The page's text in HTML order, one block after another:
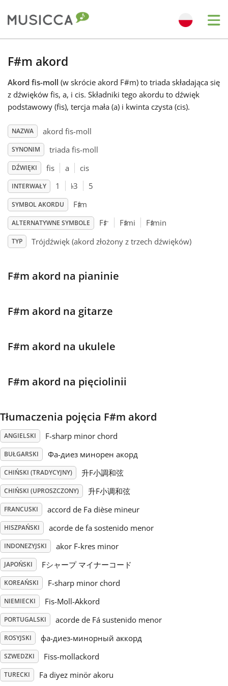
Български
Deutsch
English
Español
Français
한국어
हिन्दी
Italiano
日本語
Polski
Português
Русский
Svenska
Tiếng Việt
Türkçe
Українська
简体中文
繁體中文
F#m akord
Akord fis-moll (w skrócie akord F#m) to triada składająca się
z dźwięków fis, a, i cis. Składniki tego akordu to dźwięk
podstawowy (fis), tercja mała (a) i kwinta czysta (cis).
NAZWA akord fis-moll
SYNONIM triada fis-moll
DŹWIĘKI fis a cis
INTERWAŁY 1 ♭3 5
SYMBOL AKORDU F♯m
ALTERNATYWNE SYMBOLE F♯– F♯mi F♯min
TYP Trójdźwięk (akord złożony z trzech dźwięków)
F#m akord na pianinie
F#m akord na gitarze
F#m akord na ukulele
F#m akord na pięciolinii
Tłumaczenia pojęcia F#m akord
ANGIELSKI F-sharp minor chord
BUŁGARSKI Фа-диез минорен акорд
CHIŃSKI (TRADYCYJNY) 升F小調和弦
CHIŃSKI (UPROSZCZONY) 升F小调和弦
FRANCUSKI accord de Fa dièse mineur
HISZPAŃSKI acorde de fa sostenido menor
INDONEZYJSKI akor F-kres minor
JAPOŃSKI Fシャープ マイナーコード
KOREAŃSKI F-sharp minor chord
NIEMIECKI Fis-Moll-Akkord
PORTUGALSKI acorde de Fá sustenido menor
ROSYJSKI фа-диез-минорный аккорд
SZWEDZKI Fiss-mollackord
TURECKI Fa diyez minör akoru